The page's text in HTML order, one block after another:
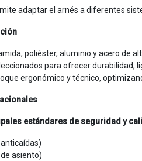
adaptar el arnés a diferentes
poliéster, aluminio y acero de
para ofrecer durabilidad,
ergonómico y técnico,
estándares de seguridad y
anticaídas)
asiento)